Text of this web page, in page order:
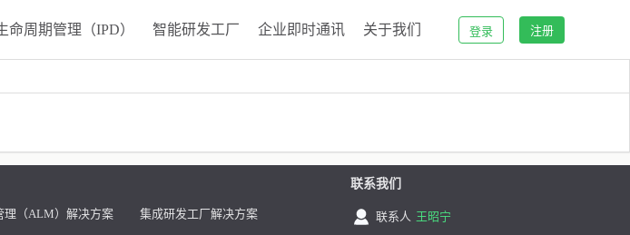
命周期管理（IPD） 智能研发工厂 企业即时通讯 关于我们 登录 注册
理（ALM）解决方案 集成研发工厂解决方案
联系我们
联系人 王昭宁